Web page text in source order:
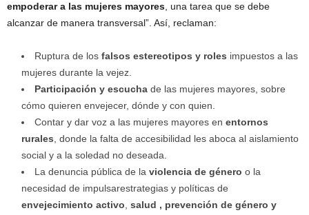
empoderar a las mujeres mayores , una tarea que se debe
alcanzar de manera transversal”. Así, reclaman:
Ruptura de los falsos estereotipos y roles impuestos a las
mujeres durante la vejez.
Participación y escucha de las mujeres mayores, sobre
cómo quieren envejecer, dónde y con quien.
Contar y dar voz a las mujeres mayores en entornos
rurales , donde la falta de accesibilidad les aboca al aislamiento
social y a la soledad no deseada.
La denuncia pública de la violencia de género o la
necesidad de impulsarestrategias y políticas de
envejecimiento activo salud , prevención de género y